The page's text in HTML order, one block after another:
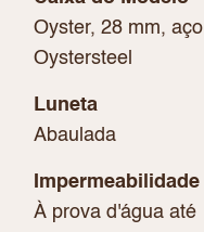
Oyster, 28 mm, aço
Oystersteel
Luneta
Abaulada
Impermeabilidade
À prova d'água até